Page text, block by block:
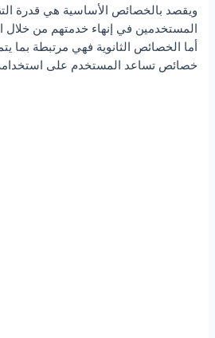
المستخدمين في إنهاء خدمتهم من خلال
خصائص تساعد المستخدم على